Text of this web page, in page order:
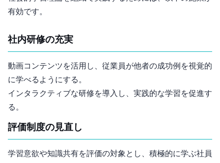
有効です。
1. 社内研修の充実
動画コンテンツを活用し、従業員が他者の成功例を視覚的
に学べるようにする。
インタラクティブな研修を導入し、実践的な学習を促進す
る。
2. 評価制度の見直し
学習意欲や知識共有を評価の対象とし、積極的に学ぶ社員